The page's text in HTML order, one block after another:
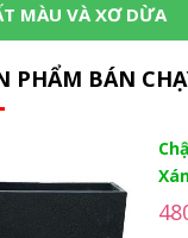
MÀU VÀ XƠ DỪA
PHẨM BÁN